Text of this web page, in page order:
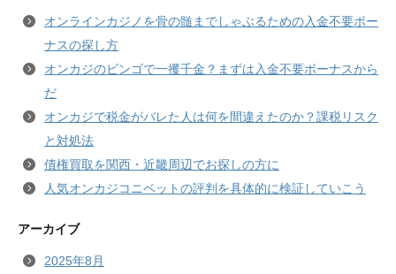
オンラインカジノを骨の髄までしゃぶるための入金不要ボー
ナスの探し方
オンカジのビンゴで一攫千金？まずは入金不要ボーナスから
だ
オンカジで税金がバレた人は何を間違えたのか？課税リスク
と対処法
債権買取を関西・近畿周辺でお探しの方に
人気オンカジコニベットの評判を具体的に検証していこう
アーカイブ
2025年8月